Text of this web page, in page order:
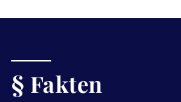
§ Fakten